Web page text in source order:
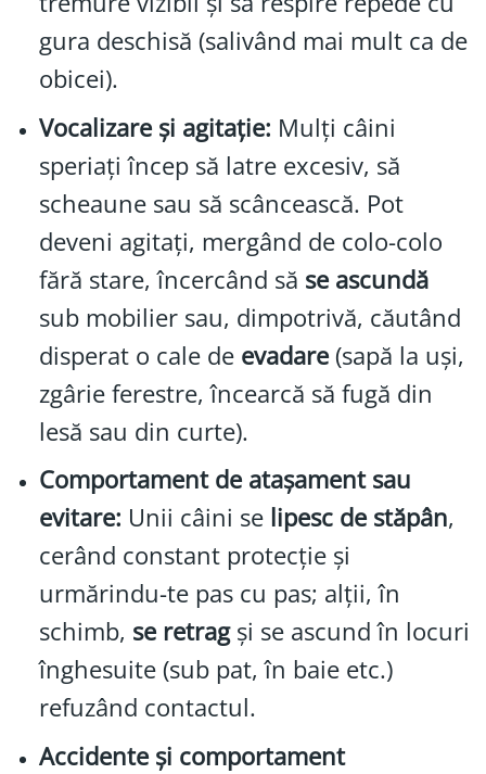
gura deschisă (salivând mai mult ca de
obicei).
Vocalizare și agitație: Mulți câini
speriați încep să latre excesiv, să
scheaune sau să scâncească. Pot
deveni agitați, mergând de colo-colo
fără stare, încercând să se ascundă
sub mobilier sau, dimpotrivă, căutând
disperat o cale de evadare(sapă la uși,
zgârie ferestre, încearcă să fugă din
lesă sau din curte).
Comportament de atașament sau
evitare: Unii câini se lipesc de stăpân,
cerând constant protecție și
urmărindu-te pas cu pas; alții, în
schimb, se retragși se ascund în locuri
înghesuite (sub pat, în baie etc.)
refuzând contactul.
Accidente și comportament